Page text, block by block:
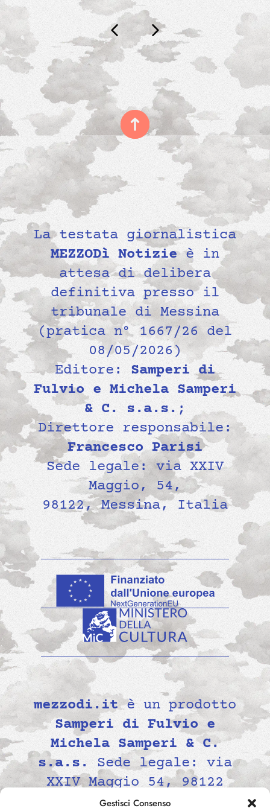
Gestisci Consenso
La testata giornalistica
MEZZODì Notizieè in
attesa di delibera
definitiva presso il
tribunale di Messina
(pratica n° 1667/26 del
08/05/2026)
Editore: Samperi di
Fulvio e Michela Samperi
& C. s.a.s. ;
Direttore responsabile:
Francesco Parisi
Sede legale: via XXIV
Maggio, 54,
98122, Messina, Italia
mezzodi.itè un prodotto
Samperi di Fulvio e
Michela Samperi & C.
s.a.s. Sede legale: via
XXIV Maggio 54, 98122
Messina, Italia P.IVA